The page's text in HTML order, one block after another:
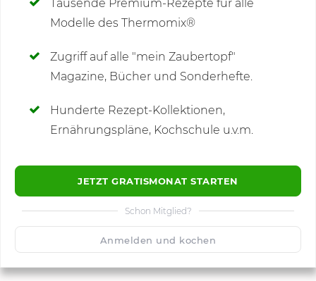
Tausende Premium-Rezepte für alle
Modelle des Thermomix®
Zugriff auf alle "mein Zaubertopf"
Magazine, Bücher und Sonderhefte.
Hunderte Rezept-Kollektionen,
Ernährungspläne, Kochschule u.v.m.
JETZT GRATISMONAT STARTEN
Schon Mitglied?
Anmelden und kochen
Kommentare
🙂 1500 Speichern